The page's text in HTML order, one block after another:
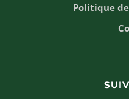
Politique